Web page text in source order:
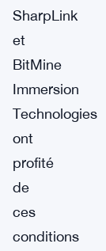
SharpLink
et
BitMine
Immersion
Technologies
ont
profité
de
ces
conditions